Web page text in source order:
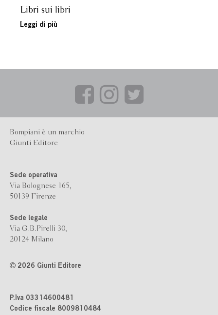
Libri sui libri
Leggi di più
Bompiani è un marchio
Giunti Editore
Sede operativa
Via Bolognese 165,
50139 Firenze
Sede legale
Via G.B.Pirelli 30,
20124 Milano
2026 Giunti Editore
P.Iva 03314600481
Codice fiscale 8009810484